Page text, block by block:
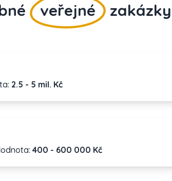
veřejné zakázky
2.5 - 5 mil. Kč
400 - 600 000 Kč